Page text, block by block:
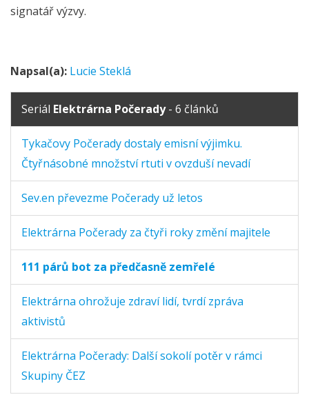
signatář výzvy.
Napsal(a): Lucie Steklá
Seriál Elektrárna Počerady- 6 článků
Tykačovy Počerady dostaly emisní výjimku.
Čtyřnásobné množství rtuti v ovzduší nevadí
Sev.en převezme Počerady už letos
Elektrárna Počerady za čtyři roky změní majitele
111 párů bot za předčasně zemřelé
Elektrárna ohrožuje zdraví lidí, tvrdí zpráva
aktivistů
Elektrárna Počerady: Další sokolí potěr v rámci
Skupiny ČEZ